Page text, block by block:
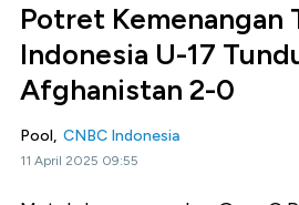
Potret Kemenangan
Indonesia U-17
Afghanistan 2-0
Pool, CNBC Indonesia
11 April 2025 09:55